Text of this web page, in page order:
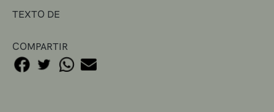
TEXTO DE
COMPARTIR